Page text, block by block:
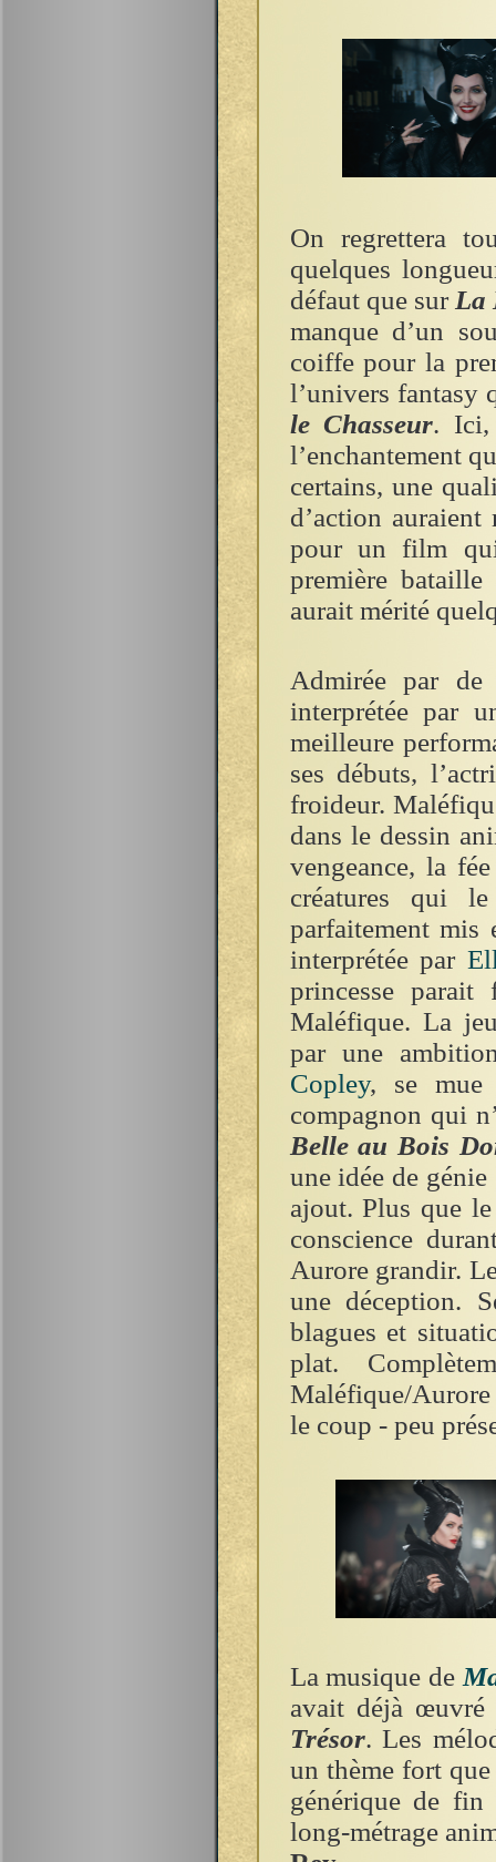
On regrettera
quelques
défaut que sur La
manque d’un
coiffe pour la
l’univers fantasy
le Chasseur. Ici,
l’enchantement
certains, une
d’action
pour un film
première
aurait mérité
Admirée par de
interprétée par
meilleure
ses débuts,
froideur.
dans le dessin
vengeance, la
créatures qui
parfaitement mis
interprétée par
princesse
Maléfique. La
par une
Copley, se
compagnon qui
Belle au Bois
une idée de
ajout. Plus que
conscience
Aurore grandir.
une déception.
blagues et
plat.
Maléfique/Aurore
le coup - peu
La musique de
avait déjà
Trésor. Les
un thème fort
générique de fin
long-métrage